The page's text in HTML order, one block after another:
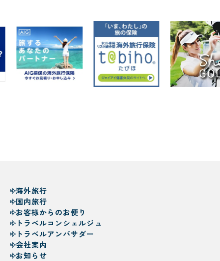
海外旅行
国内旅行
お客様からのお便り
トラベルコンシェルジュ
トラベルアンバサダー
会社案内
お知らせ